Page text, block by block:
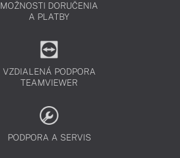
MOŽNOSTI DORUČENIA
A PLATBY
VZDIALENÁ PODPORA
TEAMVIEWER
PODPORA A SERVIS